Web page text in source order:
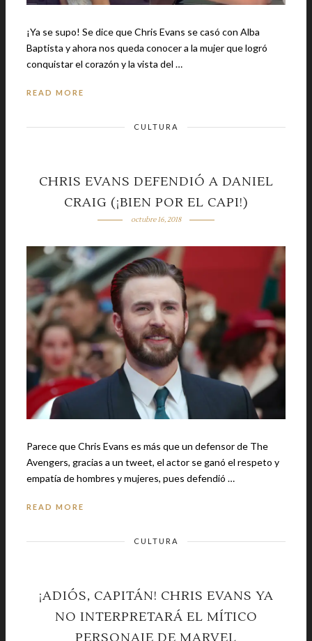
¡Ya se supo! Se dice que Chris Evans se casó con Alba
Baptista y ahora nos queda conocer a la mujer que logró
conquistar el corazón y la vista del …
READ MORE
CULTURA
CHRIS EVANS DEFENDIÓ A DANIEL
CRAIG (¡BIEN POR EL CAPI!)
octubre 16, 2018
Parece que Chris Evans es más que un defensor de The
Avengers, gracias a un tweet, el actor se ganó el respeto y
empatía de hombres y mujeres, pues defendió …
READ MORE
CULTURA
¡ADIÓS, CAPITÁN! CHRIS EVANS YA
NO INTERPRETARÁ EL MÍTICO